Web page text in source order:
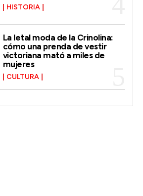
HISTORIA
La letal moda de la Crinolina:
cómo una prenda de vestir
victoriana mató a miles de
mujeres
CULTURA